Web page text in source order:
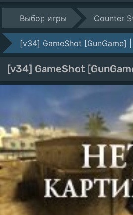
Выбор игры Counter
[v34] GameShot [GunGame]
[v34] GameShot